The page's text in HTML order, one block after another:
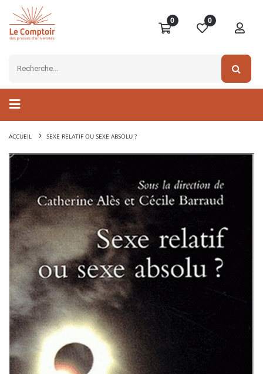
0 0
ACCUEIL SEXE RELATIF OU SEXE ABSOLU ?